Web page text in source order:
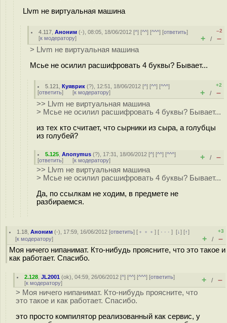
Llvm не виртуальная машина
4.117 ,Аноним (-), 08:05, 18/06/2012 [^] [^^] [^^^] [ответить]
[к модератору]
–2
+ / –
> Llvm не виртуальная машина
Мсье не осилил расшифровать 4 буквы? Бывает...
5.121 ,Куяврик (?), 12:51, 18/06/2012 [^] [^^] [^^^]
[ответить] [к модератору]
+2
+ / –
>> Llvm не виртуальная машина
> Мсье не осилил расшифровать 4 буквы? Бывает...
из тех кто считает, что сырники из сыра, а голубцы
из голубей?
5.125 ,Anonymus (?), 17:31, 18/06/2012 [^] [^^] [^^^]
[ответить] [к модератору] + / –
>> Llvm не виртуальная машина
> Мсье не осилил расшифровать 4 буквы? Бывает...
Да, по ссылкам не ходим, в предмете не
разбираемся.
1.18 ,Аноним (-), 17:59, 16/06/2012 [ответить] [ ﹢﹢﹢] [ · · ·][↓] [↑]
[к модератору]
+3
+ / –
Моя ничего нипанимат. Кто-нибудь проясните, что это такое и
как работает. Спасибо.
2.128 ,JL2001 (ok), 04:59, 26/06/2012 [^] [^^] [^^^] [ответить]
[к модератору] + / –
> Моя ничего нипанимат. Кто-нибудь проясните, что
это такое и как работает. Спасибо.
это просто компилятор реализованный как сервис, у